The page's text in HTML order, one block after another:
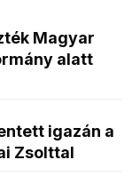
Magyar
alatt
igazán a
Zsolttal